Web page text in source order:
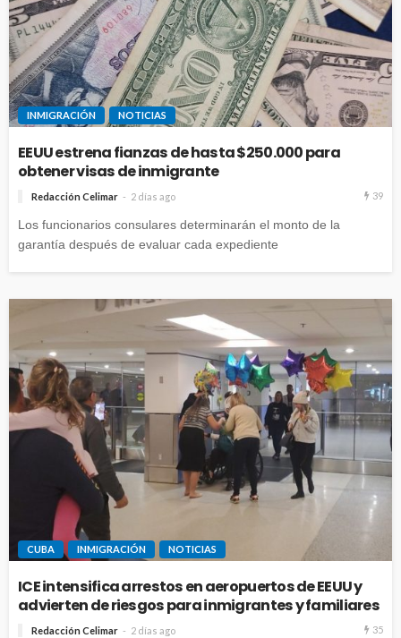
INMIGRACIÓN NOTICIAS
EEUU estrena fianzas de hasta $250.000 para
obtener visas de inmigrante
Redacción Celimar 2 días ago 39
Los funcionarios consulares determinarán el monto de la
garantía después de evaluar cada expediente
CUBA INMIGRACIÓN NOTICIAS
ICE intensifica arrestos en aeropuertos de EEUU y
advierten de riesgos para inmigrantes y familiares
Redacción Celimar 2 días ago 35